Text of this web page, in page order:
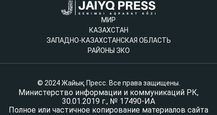
МИР
КАЗАХСТАН
ЗАПАДНО-КАЗАХСТАНСКАЯ ОБЛАСТЬ
РАЙОНЫ ЗКО
© 2024 Жайық Пресс. Все права защищены.
Министерство информации и коммуникаций РК,
30.01.2019 г., № 17490-ИА
Полное или частичное копирование материалов сайта